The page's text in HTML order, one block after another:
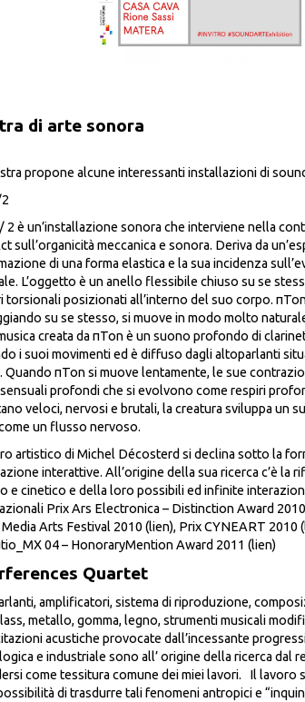
di arte sonora
propone alcune interessanti installazioni di
2 è un’installazione sonora che interviene nella
sull’organicità meccanica e sonora. Deriva da
di una forma elastica e la sua incidenza
L’oggetto è un anello flessibile chiuso su se
torsionali posizionati all’interno del suo corpo.
su se stesso, si muove in modo molto
creata da πTon è un suono profondo di
i suoi movimenti ed è diffuso dagli altoparlanti
Quando πTon si muove lentamente, le sue
profondi che si evolvono come respiri
veloci, nervosi e brutali, la creatura sviluppa un
un flusso nervoso.
artistico di Michel Décosterd si declina sotto la
interattive. All’origine della sua ricerca c’è la
e cinetico e della loro possibili ed infinite
Prix Ars Electronica – Distinction Award
Media Arts Festival 2010 (lien), Prix CYNEART 2010
04 – HonoraryMention Award 2011 (lien)
Quartet
amplificatori, sistema di riproduzione,
metallo, gomma, legno, strumenti musicali
acustiche provocate dall’incessante
e industriale sono all’ origine della ricerca dal
come tessitura comune dei miei lavori. Il lavoro
di trasdurre tali fenomeni antropici e